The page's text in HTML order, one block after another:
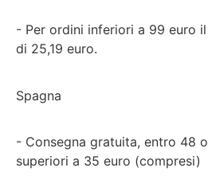
- Per ordini inferiori a 99 euro
di 25,19 euro.
Spagna
- Consegna gratuita, entro 48
superiori a 35 euro (compresi)